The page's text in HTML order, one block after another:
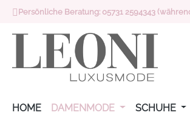
Hauptinhalt springen
Zur Suche springen
Zur Hauptnavigation springen
Persönliche Beratung: 05731 2594343
HOME DAMENMODE SCHUHE